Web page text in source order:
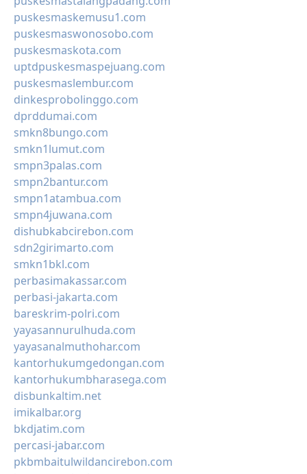
puskesmaskemusu1.com
puskesmaswonosobo.com
puskesmaskota.com
uptdpuskesmaspejuang.com
puskesmaslembur.com
dinkesprobolinggo.com
dprddumai.com
smkn8bungo.com
smkn1lumut.com
smpn3palas.com
smpn2bantur.com
smpn1atambua.com
smpn4juwana.com
dishubkabcirebon.com
sdn2girimarto.com
smkn1bkl.com
perbasimakassar.com
perbasi-jakarta.com
bareskrim-polri.com
yayasannurulhuda.com
yayasanalmuthohar.com
kantorhukumgedongan.com
kantorhukumbharasega.com
disbunkaltim.net
imikalbar.org
bkdjatim.com
percasi-jabar.com
pkbmbaitulwildancirebon.com